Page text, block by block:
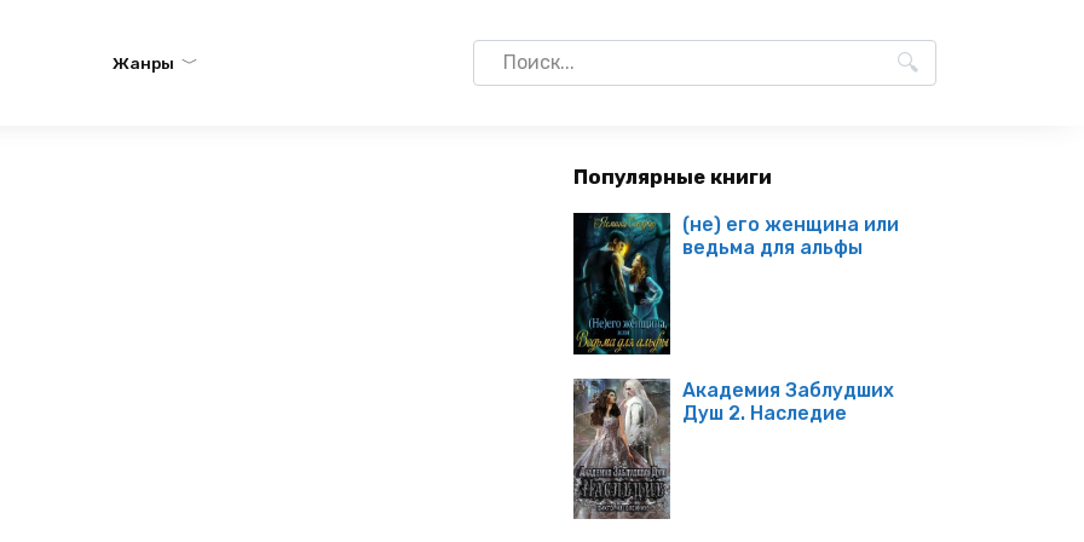
Жанры
Search
for:
Популярные книги
(не) его женщина или
ведьма для альфы
Академия Заблудших
Душ 2. Наследие